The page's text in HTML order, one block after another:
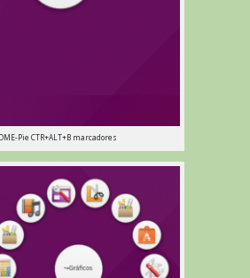
Pie CTR+ALT+B marcadores